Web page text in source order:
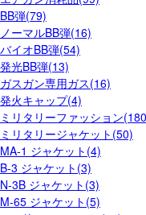
BB弾(79)
ノーマルBB弾(16)
バイオBB弾(54)
発光BB弾(13)
ガスガン専用ガス(16)
発火キャップ(4)
ミリタリーファッション
ミリタリージャケット(50)
MA-1 ジャケット(4)
B-3 ジャケット(3)
N-3B ジャケット(3)
M-65 ジャケット(5)